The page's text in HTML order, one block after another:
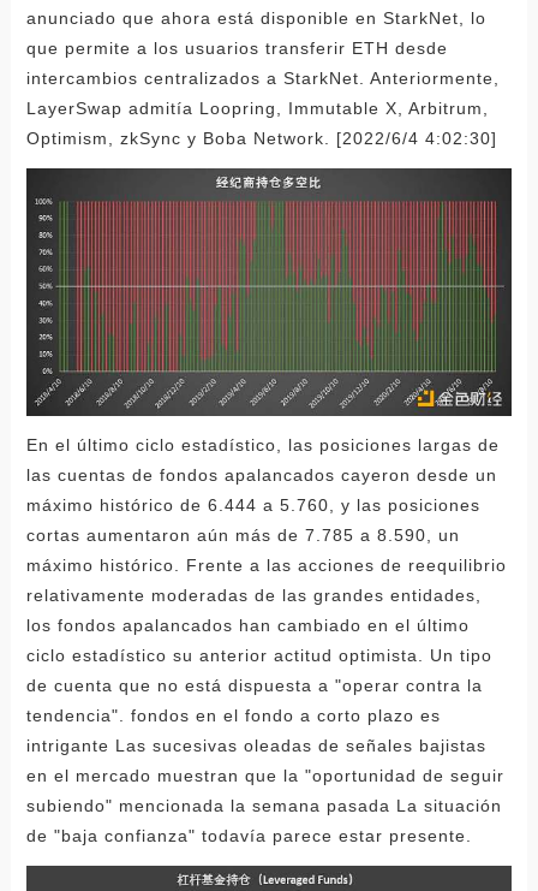
anunciado que ahora está disponible en StarkNet, lo
que permite a los usuarios transferir ETH desde
intercambios centralizados a StarkNet. Anteriormente,
LayerSwap admitía Loopring, Immutable X, Arbitrum,
Optimism, zkSync y Boba Network. [2022/6/4 4:02:30]
En el último ciclo estadístico, las posiciones largas de
las cuentas de fondos apalancados cayeron desde un
máximo histórico de 6.444 a 5.760, y las posiciones
cortas aumentaron aún más de 7.785 a 8.590, un
máximo histórico. Frente a las acciones de reequilibrio
relativamente moderadas de las grandes entidades,
los fondos apalancados han cambiado en el último
ciclo estadístico su anterior actitud optimista. Un tipo
de cuenta que no está dispuesta a "operar contra la
tendencia". fondos en el fondo a corto plazo es
intrigante Las sucesivas oleadas de señales bajistas
en el mercado muestran que la "oportunidad de seguir
subiendo" mencionada la semana pasada La situación
de "baja confianza" todavía parece estar presente.